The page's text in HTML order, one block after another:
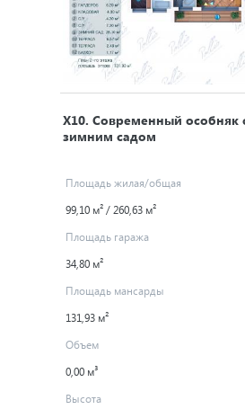
X10. Современный особняк
зимним садом
Площадь жилая/общая
99,10 м² / 260,63 м²
Площадь гаража
34,80 м²
Площадь мансарды
131,93 м²
Объем
0,00 м³
Высота